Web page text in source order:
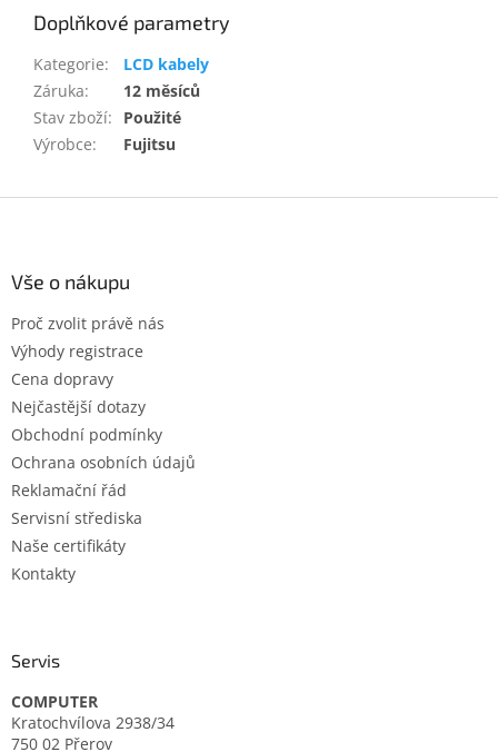
Doplňkové parametry
Kategorie:
LCD kabely
Záruka:
12 měsíců
Stav zboží:
Použité
Výrobce: Fujitsu
Vše o nákupu
Proč zvolit právě nás
Výhody registrace
Cena dopravy
Nejčastější dotazy
Obchodní podmínky
Ochrana osobních údajů
Reklamační řád
Servisní střediska
Naše certifikáty
Kontakty
Servis
COMPUTER
Kratochvílova 2938/34
750 02 Přerov